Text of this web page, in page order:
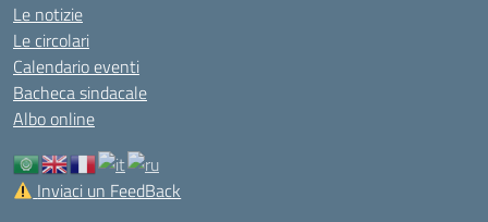
Le notizie
Le circolari
Calendario eventi
Bacheca sindacale
Albo online
Inviaci un FeedBack